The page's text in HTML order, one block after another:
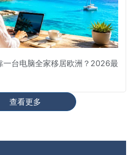
一台电脑全家移居欧洲？2026最
查看更多